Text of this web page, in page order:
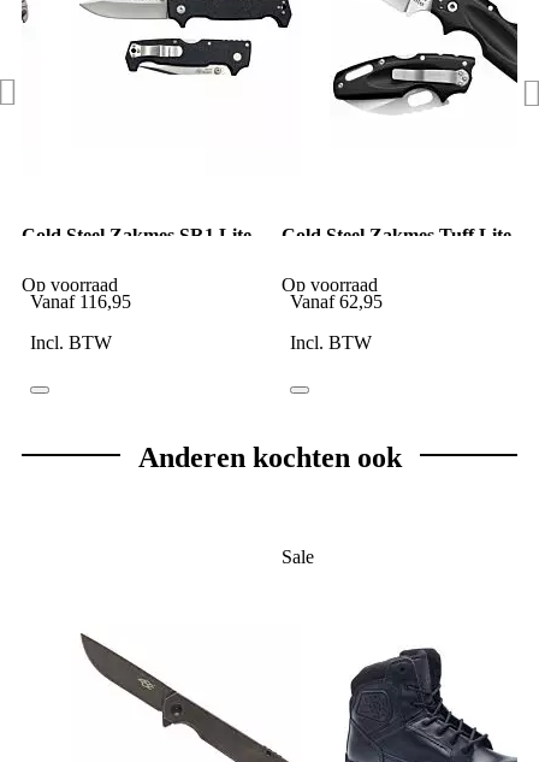
Cold Steel Zakmes SR1 Lite
Op voorraad
Vanaf 116,95
Incl. BTW
Cold Steel Zakmes Tuff Lite
Op voorraad
Vanaf 62,95
Incl. BTW
Anderen kochten ook
Sale